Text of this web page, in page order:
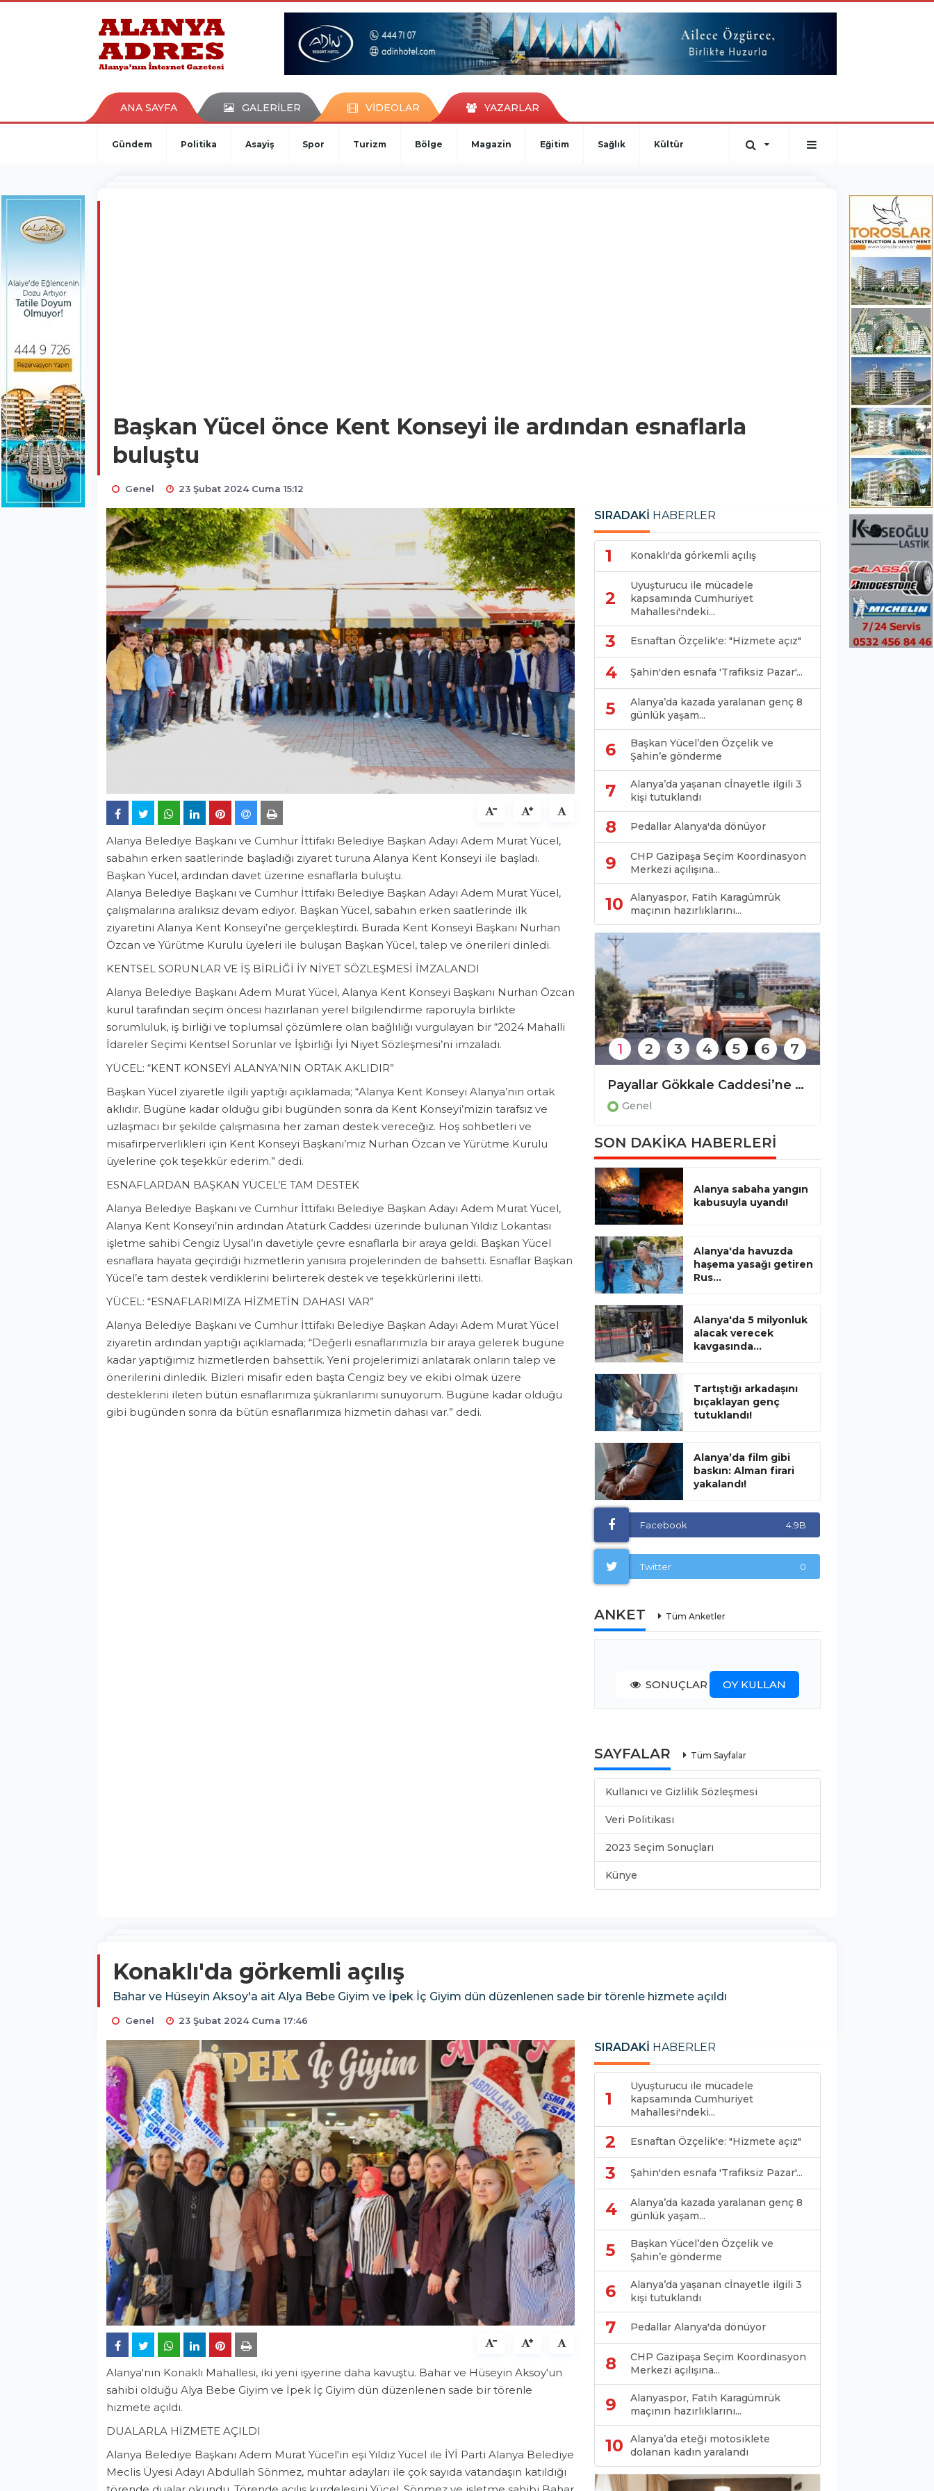
kaçak bahis
porno izle
ANA SAYFA GALERİLER VİDEOLAR YAZARLAR
Gündem Politika Asayiş Spor Turizm Bölge Magazin Eğitim Sağlık Kültür
Başkan Yücel önce Kent Konseyi ile ardından esnaflarla
buluştu
Genel 23 Şubat 2024 Cuma 15:12
Alanya Belediye Başkanı ve Cumhur İttifakı Belediye Başkan Adayı Adem Murat Yücel,
sabahın erken saatlerinde başladığı ziyaret turuna Alanya Kent Konseyi ile başladı.
Başkan Yücel, ardından davet üzerine esnaflarla buluştu.
Alanya Belediye Başkanı ve Cumhur İttifakı Belediye Başkan Adayı Adem Murat Yücel,
çalışmalarına aralıksız devam ediyor. Başkan Yücel, sabahın erken saatlerinde ilk
ziyaretini Alanya Kent Konseyi’ne gerçekleştirdi. Burada Kent Konseyi Başkanı Nurhan
Özcan ve Yürütme Kurulu üyeleri ile buluşan Başkan Yücel, talep ve önerileri dinledi.
KENTSEL SORUNLAR VE İŞ BİRLİĞİ İY NİYET SÖZLEŞMESİ İMZALANDI
Alanya Belediye Başkanı Adem Murat Yücel, Alanya Kent Konseyi Başkanı Nurhan Özcan
kurul tarafından seçim öncesi hazırlanan yerel bilgilendirme raporuyla birlikte
sorumluluk, iş birliği ve toplumsal çözümlere olan bağlılığı vurgulayan bir “2024 Mahalli
İdareler Seçimi Kentsel Sorunlar ve İşbirliği İyi Niyet Sözleşmesi’ni imzaladı.
YÜCEL: “KENT KONSEYİ ALANYA’NIN ORTAK AKLIDIR”
Başkan Yücel ziyaretle ilgili yaptığı açıklamada; “Alanya Kent Konseyi Alanya’nın ortak
aklıdır. Bugüne kadar olduğu gibi bugünden sonra da Kent Konseyi’mizin tarafsız ve
uzlaşmacı bir şekilde çalışmasına her zaman destek vereceğiz. Hoş sohbetleri ve
misafirperverlikleri için Kent Konseyi Başkanı’mız Nurhan Özcan ve Yürütme Kurulu
üyelerine çok teşekkür ederim.” dedi.
ESNAFLARDAN BAŞKAN YÜCEL’E TAM DESTEK
Alanya Belediye Başkanı ve Cumhur İttifakı Belediye Başkan Adayı Adem Murat Yücel,
Alanya Kent Konseyi’nin ardından Atatürk Caddesi üzerinde bulunan Yıldız Lokantası
işletme sahibi Cengiz Uysal’ın davetiyle çevre esnaflarla bir araya geldi. Başkan Yücel
esnaflara hayata geçirdiği hizmetlerin yanısıra projelerinden de bahsetti. Esnaflar Başkan
Yücel’e tam destek verdiklerini belirterek destek ve teşekkürlerini iletti.
YÜCEL: “ESNAFLARIMIZA HİZMETİN DAHASI VAR”
Alanya Belediye Başkanı ve Cumhur İttifakı Belediye Başkan Adayı Adem Murat Yücel
ziyaretin ardından yaptığı açıklamada; “Değerli esnaflarımızla bir araya gelerek bugüne
kadar yaptığımız hizmetlerden bahsettik. Yeni projelerimizi anlatarak onların talep ve
önerilerini dinledik. Bizleri misafir eden başta Cengiz bey ve ekibi olmak üzere
desteklerini ileten bütün esnaflarımıza şükranlarımı sunuyorum. Bugüne kadar olduğu
gibi bugünden sonra da bütün esnaflarımıza hizmetin dahası var.” dedi.
SIRADAKİ HABERLER
1 Konaklı'da görkemli açılış
2
Uyuşturucu ile mücadele
kapsamında Cumhuriyet
Mahallesi'ndeki...
3 Esnaftan Özçelik'e: "Hizmete açız"
4 Şahin'den esnafa 'Trafiksiz Pazar'...
5
Alanya’da kazada yaralanan genç 8
günlük yaşam...
6
Başkan Yücel’den Özçelik ve
Şahin’e gönderme
7
Alanya’da yaşanan cİnayetle ilgili 3
kişi tutuklandı
8 Pedallar Alanya'da dönüyor
9
CHP Gazipaşa Seçim Koordinasyon
Merkezi açılışına...
10
Alanyaspor, Fatih Karagümrük
maçının hazırlıklarını...
Büyükşehir’den 3 ilçeye 849 arı kovanı hibesi
Genel Genel
Payallar Gökkale Caddesi’ne sıcak asfalt
Genel
1 2 3 4 5 6 7
SON DAKİKA HABERLERİ
Alanya sabaha yangın
kabusuyla uyandı!
Alanya'da havuzda
haşema yasağı getiren
Rus...
Alanya'da 5 milyonluk
alacak verecek
kavgasında...
Tartıştığı arkadaşını
bıçaklayan genç
tutuklandı!
Alanya’da film gibi
baskın: Alman firari
yakalandı!
Facebook 4.9B
Twitter 0
ANKET Tüm Anketler
SONUÇLAR OY KULLAN
SAYFALAR Tüm Sayfalar
Kullanıcı ve Gizlilik Sözleşmesi
Veri Politikası
2023 Seçim Sonuçları
Künye
Konaklı'da görkemli açılış
Bahar ve Hüseyin Aksoy'a ait Alya Bebe Giyim ve İpek İç Giyim dün düzenlenen sade bir törenle hizmete açıldı
Genel 23 Şubat 2024 Cuma 17:46
Alanya'nın Konaklı Mahallesi, iki yeni işyerine daha kavuştu. Bahar ve Hüseyin Aksoy'un
sahibi olduğu Alya Bebe Giyim ve İpek İç Giyim dün düzenlenen sade bir törenle
hizmete açıldı.
DUALARLA HİZMETE AÇILDI
Alanya Belediye Başkanı Adem Murat Yücel'in eşi Yıldız Yücel ile İYİ Parti Alanya Belediye
Meclis Üyesi Adayı Abdullah Sönmez, muhtar adayları ile çok sayıda vatandaşın katıldığı
SIRADAKİ HABERLER
1
Uyuşturucu ile mücadele
kapsamında Cumhuriyet
Mahallesi'ndeki...
2 Esnaftan Özçelik'e: "Hizmete açız"
3 Şahin'den esnafa 'Trafiksiz Pazar'...
4
Alanya’da kazada yaralanan genç 8
günlük yaşam...
5
Başkan Yücel’den Özçelik ve
Şahin’e gönderme
6
Alanya’da yaşanan cİnayetle ilgili 3
kişi tutuklandı
7 Pedallar Alanya'da dönüyor
8
CHP Gazipaşa Seçim Koordinasyon
Merkezi açılışına...
9
Alanyaspor, Fatih Karagümrük
maçının hazırlıklarını...
10
Alanya’da eteği motosiklete
dolanan kadın yaralandı